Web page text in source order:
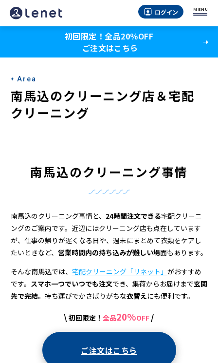
南
馬
の
ク
リ
ー
宅
配
ク
リ
ー
ログイン MENU
初回限定！全品20％OFF
ご注文はこちら
Area
南馬込のクリーニング店＆宅配
クリーニング
南馬込のクリーニング事情
南馬込のクリーニング事情と、 24時間注文できる宅配クリーニ
ングのご案内です。近辺にはクリーニング店も点在しています
が、仕事の帰りが遅くなる日や、週末にまとめて衣類をケアし
たいときなど、 営業時間内の持ち込みが難しい場面もあります。
そんな南馬込では、 宅配クリーニング「リネット」 がおすすめ
です。 スマホ一つでいつでも注文でき、集荷からお届けまで玄関
先で完結。持ち運びでかさばりがちな衣替えにも便利です。
\ 初回限定！ 全品20%OFF /
ご注文はこちら